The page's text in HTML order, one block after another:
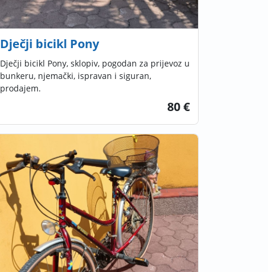
Dječji bicikl Pony
Dječji bicikl Pony, sklopiv, pogodan za prijevoz u
bunkeru, njemački, ispravan i siguran,
prodajem.
80 €